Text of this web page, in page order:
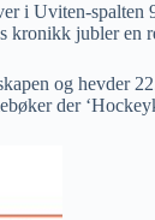
i Uviten-spalten
jubler
og hevder
der